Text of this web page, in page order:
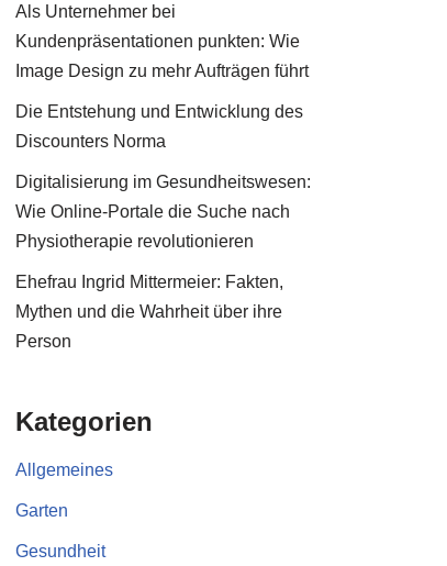
Als Unternehmer bei
Kundenpräsentationen punkten: Wie
Image Design zu mehr Aufträgen führt
Die Entstehung und Entwicklung des
Discounters Norma
Digitalisierung im Gesundheitswesen:
Wie Online-Portale die Suche nach
Physiotherapie revolutionieren
Ehefrau Ingrid Mittermeier: Fakten,
Mythen und die Wahrheit über ihre
Person
Kategorien
Allgemeines
Garten
Gesundheit